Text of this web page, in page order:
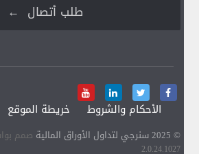
طلب أتصال ←
الأحكام والشروط خريطة الموقع
© 2025 سنرجي لتداول الأوراق المالية صمم
2.0.24.1027